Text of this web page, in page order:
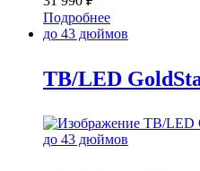
Подробнее
до 43 дюймов
TB/LED
до 43 дюймов